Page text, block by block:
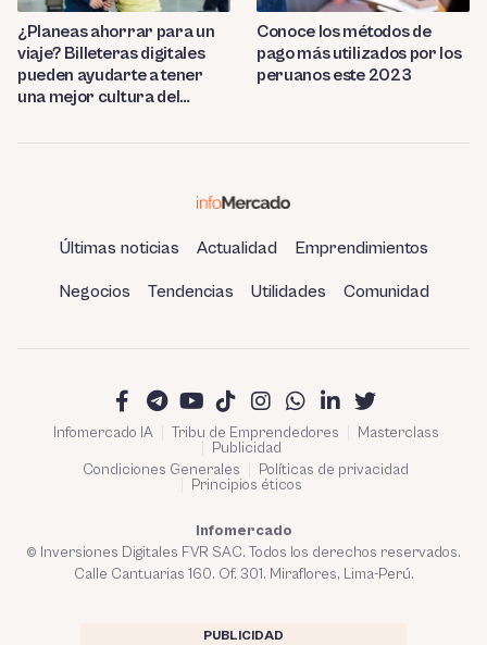
¿Planeas ahorrar para un
viaje? Billeteras digitales
pueden ayudarte a tener
una mejor cultura del
Conoce los métodos de
pago más utilizados por los
peruanos este 2023
Últimas noticias Actualidad Emprendimientos
Negocios Tendencias Utilidades Comunidad
Infomercado IA Tribu de Emprendedores
Masterclass
Publicidad
Condiciones Generales
Políticas de privacidad
Principios éticos
Infomercado
© Inversiones Digitales FVR SAC. Todos los derechos reservados.
Calle Cantuarias 160. Of. 301. Miraflores, Lima-Perú.
PUBLICIDAD